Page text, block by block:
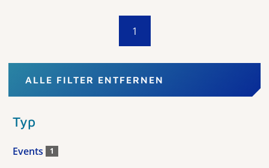
1
ALLE FILTER ENTFERNEN
Typ
Events 1